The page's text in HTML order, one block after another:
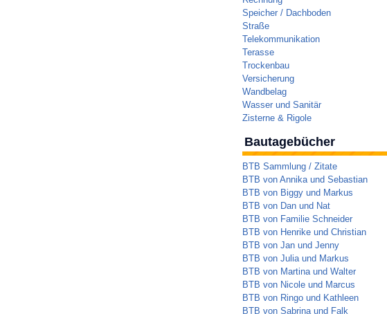
Speicher / Dachboden
Straße
Telekommunikation
Terasse
Trockenbau
Versicherung
Wandbelag
Wasser und Sanitär
Zisterne & Rigole
Bautagebücher
BTB Sammlung / Zitate
BTB von Annika und Sebastian
BTB von Biggy und Markus
BTB von Dan und Nat
BTB von Familie Schneider
BTB von Henrike und Christian
BTB von Jan und Jenny
BTB von Julia und Markus
BTB von Martina und Walter
BTB von Nicole und Marcus
BTB von Ringo und Kathleen
BTB von Sabrina und Falk